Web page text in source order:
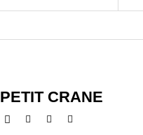
PETIT CRANE